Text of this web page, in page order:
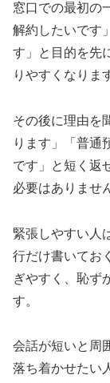
窓口での最初の
解約したいです
す」と目的を先
りやすくなりま
その後に理由を
ります」「普通
です」と短く返
必要はありませ
緊張しやすい人
行だけ書いてお
ぎやすく、恥ず
す。
会話が短いと周
落ち着かせたい